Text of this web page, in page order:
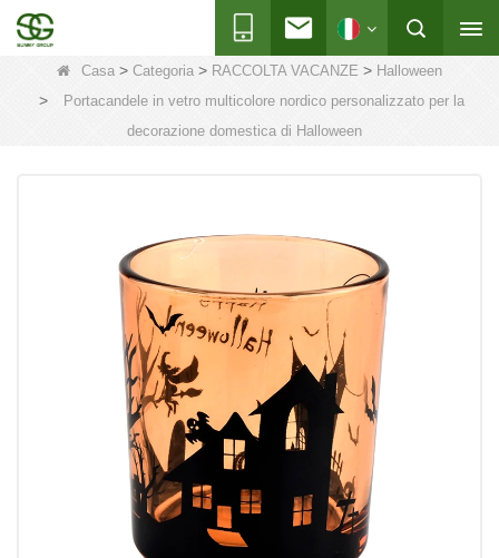
Casa > Categoria > RACCOLTA VACANZE > Halloween
>
Portacandele in vetro multicolore nordico personalizzato per la
decorazione domestica di Halloween